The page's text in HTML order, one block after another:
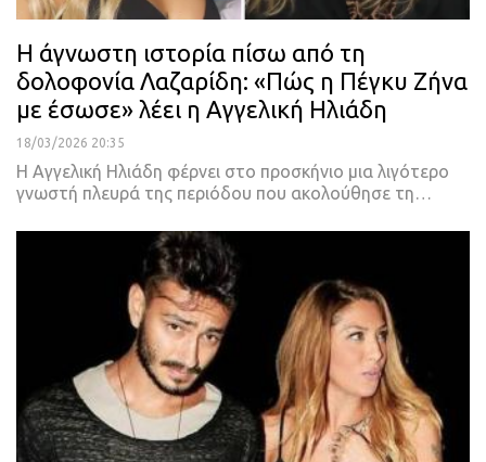
Η άγνωστη ιστορία πίσω από τη
δολοφονία Λαζαρίδη: «Πώς η Πέγκυ Ζήνα
με έσωσε» λέει η Αγγελική Ηλιάδη
18/03/2026 20:35
Η Αγγελική Ηλιάδη φέρνει στο προσκήνιο μια λιγότερο
γνωστή πλευρά της περιόδου που ακολούθησε τη…